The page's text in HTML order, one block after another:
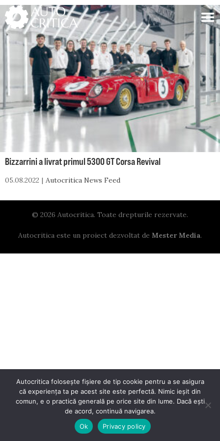
Skip
to
content
Bizzarrini a livrat primul 5300 GT Corsa Revival
05.08.2022 Autocritica News Feed
© 2026 Autocritica. Toate drepturile rezervate.
Autocritica este un proiect dezvoltat de Mester Media.
Autocritica folosește fișiere de tip cookie pentru a se asigura
că experiența ta pe acest site este perfectă. Nimic ieșit din
comun, e o practică generală pe orice site din lume. Dacă ești
de acord, continuă navigarea.
Ok
Privacy policy